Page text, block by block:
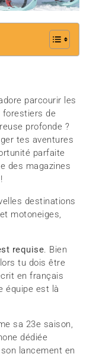
parcourir les
forestiers de
profonde ?
tes aventures
parfaite
des magazines
!
destinations
motoneiges,
requise. Bien
tu dois être
en français
équipe est là
sa 23e saison,
dédiée
lancement en